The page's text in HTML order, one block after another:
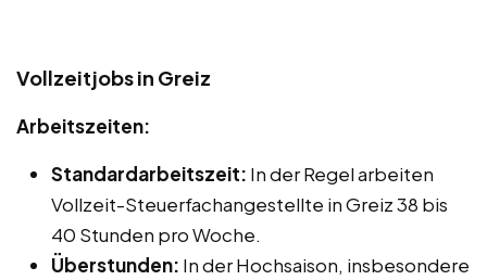
Vollzeitjobs in Greiz
Arbeitszeiten:
Standardarbeitszeit: In der Regel arbeiten
Vollzeit-Steuerfachangestellte in Greiz 38 bis
40 Stunden pro Woche.
Überstunden: In der Hochsaison, insbesondere